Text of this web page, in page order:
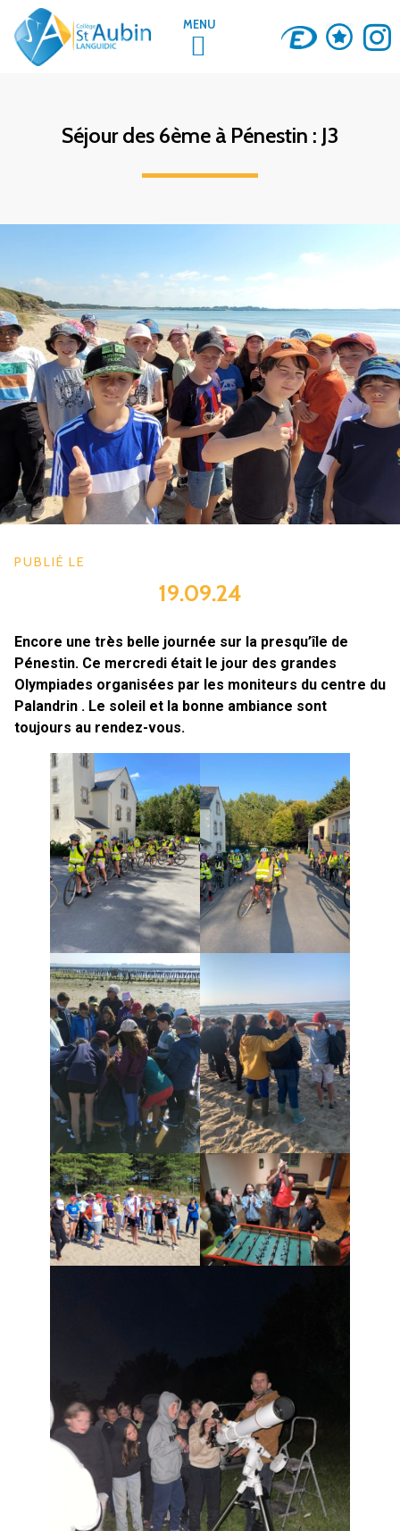
MENU
Séjour des 6ème à Pénestin : J3
PUBLIÉ LE
19.09.24
Encore une très belle journée sur la presqu’île de
Pénestin. Ce mercredi était le jour des grandes
Olympiades organisées par les moniteurs du centre du
Palandrin . Le soleil et la bonne ambiance sont
toujours au rendez-vous.